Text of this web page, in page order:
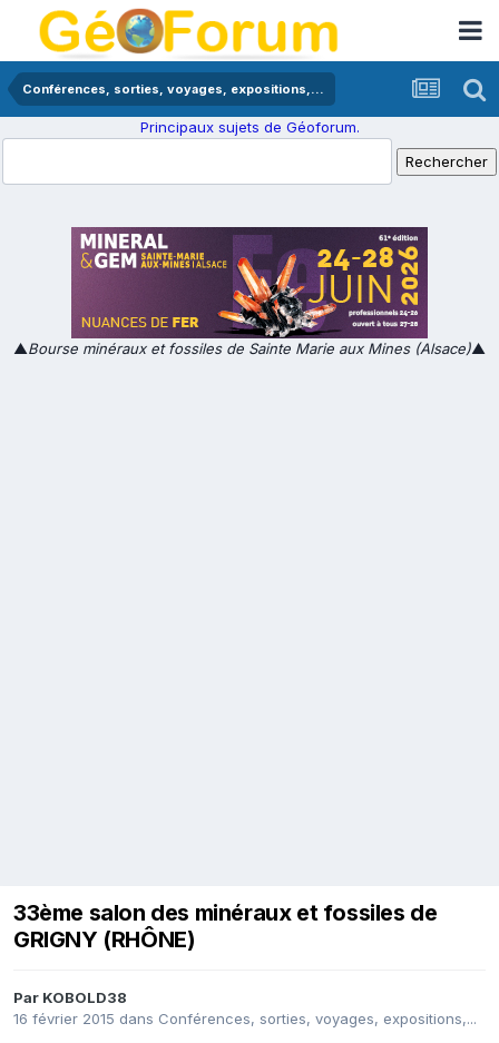
Conférences, sorties, voyages, expositions,...
Principaux sujets de Géoforum.
▲Bourse minéraux et fossiles de Sainte Marie aux Mines (Alsace)▲
33ème salon des minéraux et fossiles de
GRIGNY (RHÔNE)
Par KOBOLD38
16 février 2015 dans Conférences, sorties, voyages, expositions,...